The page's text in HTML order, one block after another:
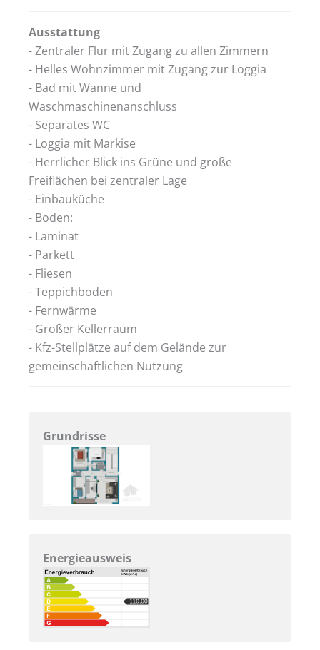
Ausstattung
- Zentraler Flur mit Zugang zu allen Zimmern
- Helles Wohnzimmer mit Zugang zur Loggia
- Bad mit Wanne und
Waschmaschinenanschluss
- Separates WC
- Loggia mit Markise
- Herrlicher Blick ins Grüne und große
Freiflächen bei zentraler Lage
- Einbauküche
- Boden:
- Laminat
- Parkett
- Fliesen
- Teppichboden
- Fernwärme
- Großer Kellerraum
- Kfz-Stellplätze auf dem Gelände zur
gemeinschaftlichen Nutzung
Grundrisse
Energieausweis